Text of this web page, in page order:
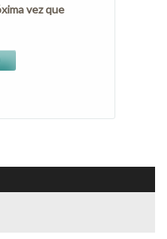
vez que